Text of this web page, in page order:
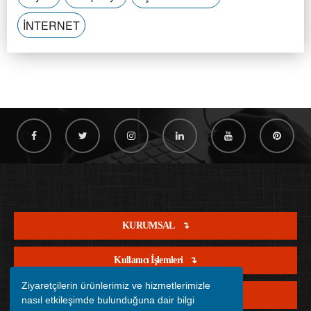
Ziyaretçilerin ürünlerimiz ve hizmetlerimizle
nasıl etkileşimde bulunduğuna dair bilgi
İNTERNET
KURUMSAL
Kullanıcı İşlemleri
Satış İşlemleri